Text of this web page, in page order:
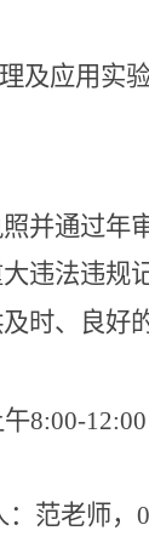
及应用实
并通过年
违法违规
时、良好
8:00-12:00
范老师，